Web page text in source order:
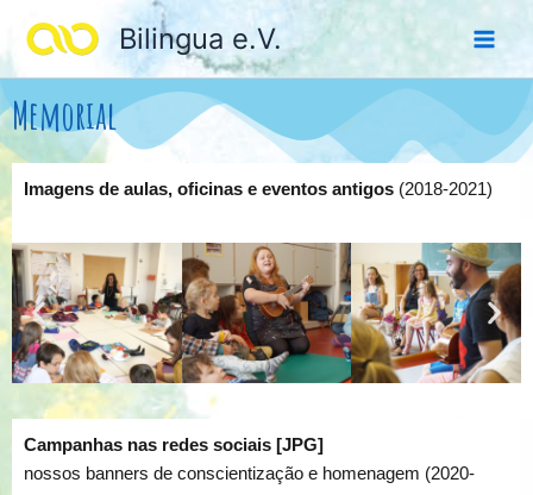
para
conteúdo
Bilingua e.V.
Memorial
Imagens de aulas, oficinas e eventos antigos (2018-2021)
Campanhas nas redes sociais [JPG]
nossos banners de conscientização e homenagem (2020-